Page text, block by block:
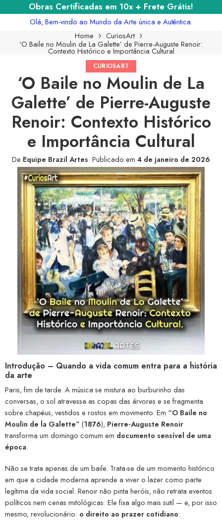
Obras Certificadas em 10x + Frete Grátis!
Olá, Bem-vindo ao Mundo da Arte única e Autêntica.
Home
CuriosArt
‘O Baile no Moulin de La Galette’ de Pierre-Auguste Renoir:
Contexto Histórico e Importância Cultural
CURIOSART
‘O Baile no Moulin de La
Galette’ de Pierre-Auguste
Renoir: Contexto Histórico
e Importância Cultural
De Equipe Brazil Artes. Publicado em 4 de janeiro de 2026
Introdução – Quando a vida comum entra para a história
da arte
Paris, fim de tarde. A música se mistura ao burburinho das
conversas, o sol atravessa as copas das árvores e se fragmenta
sobre chapéus, vestidos e rostos em movimento. Em “O Baile no
Moulin de la Galette” (1876), Pierre-Auguste Renoir
transforma um domingo comum em documento sensível de uma
época.
Não se trata apenas de um baile. Trata-se de um momento histórico
em que a cidade moderna aprende a viver o lazer como parte
legítima da vida social. Renoir não pinta heróis, não retrata eventos
políticos nem cenas mitológicas. Ele fixa algo mais sutil — e, por isso
mesmo, revolucionário: o direito ao prazer cotidiano.